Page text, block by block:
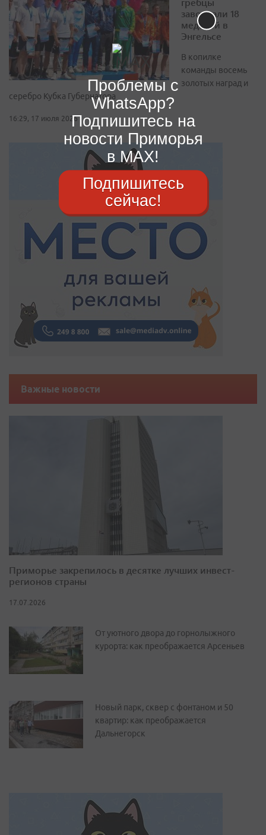
завоевали 18
медалей в
Энгельсе
В копилке
команды восемь
золотых наград и
серебро Кубка Губернатора
16:29, 17 июля 2026
Важные новости
Приморье закрепилось в десятке лучших инвест-
регионов страны
17.07.2026
От уютного двора до горнолыжного
курорта: как преображается Арсеньев
Новый парк, сквер с фонтаном и 50
квартир: как преображается
Дальнегорск
Проблемы с
WhatsApp?
Подпишитесь на
новости Приморья
в MAX!
Подпишитесь
сейчас!